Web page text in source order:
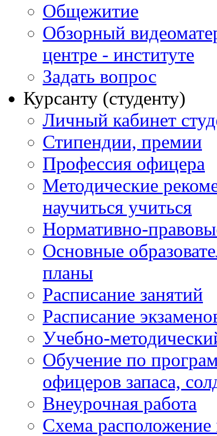
Общежитие
Обзорный
центре - институте
Задать вопрос
Курсанту (студенту)
Личный кабинет
Стипендии, премии
Профессия офицера
Методические
научиться учиться
Нормативно-
Основные
планы
Расписание занятий
Расписание
Учебно-
Обучение по
офицеров запаса,
Внеурочная работа
Схема расположение